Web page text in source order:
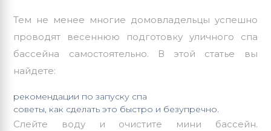
Тем не менее многие домовладельцы успешно
проводят весеннюю подготовку уличного спа
бассейна самостоятельно. В этой статье вы
найдете:
рекомендации по запуску спа
советы, как сделать это быстро и безупречно.
Слейте воду и очистите мини бассейн.